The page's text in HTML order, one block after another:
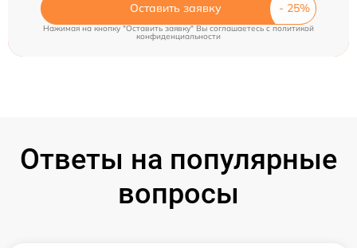
Оставить заявку
Нажимая на кнопку "Оставить заявку" Вы соглашаетесь c политикой
конфиденциальности
Ответы на популярные
вопросы